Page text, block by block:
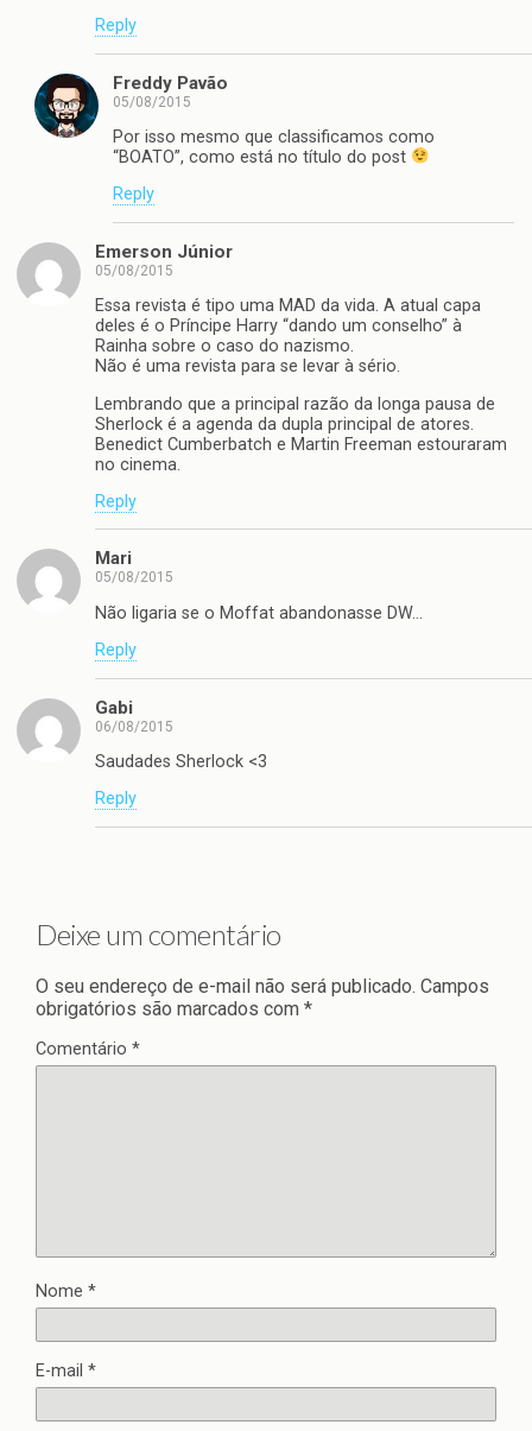
Reply
Freddy Pavão
05/08/2015
Por isso mesmo que classificamos como
“BOATO”, como está no título do post
Reply
Emerson Júnior
05/08/2015
Essa revista é tipo uma MAD da vida. A atual capa
deles é o Príncipe Harry “dando um conselho” à
Rainha sobre o caso do nazismo.
Não é uma revista para se levar à sério.
Lembrando que a principal razão da longa pausa de
Sherlock é a agenda da dupla principal de atores.
Benedict Cumberbatch e Martin Freeman estouraram
no cinema.
Reply
Mari
05/08/2015
Não ligaria se o Moffat abandonasse DW…
Reply
Gabi
06/08/2015
Saudades Sherlock <3
Reply
Deixe um comentário
O seu endereço de e-mail não será publicado. Campos
obrigatórios são marcados com *
Comentário *
Nome *
E-mail *